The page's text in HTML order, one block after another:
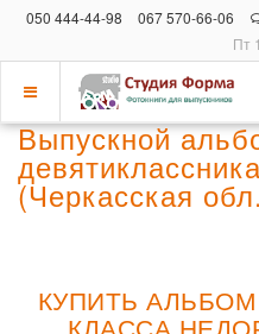
050 444-44-98 067 570-66-06
Пт
Показать
меню
Выпускной
(Черкасская
КУПИТЬ
КЛАССА